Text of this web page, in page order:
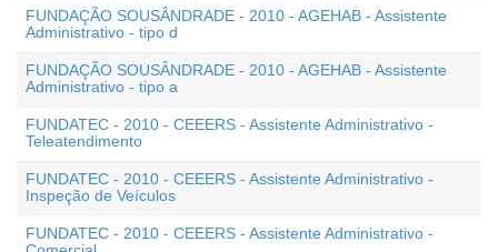
FUNDAÇÃO SOUSÂNDRADE - 2010 - AGEHAB - Assistente
Administrativo - tipo d
FUNDAÇÃO SOUSÂNDRADE - 2010 - AGEHAB - Assistente
Administrativo - tipo a
FUNDATEC - 2010 - CEEERS - Assistente Administrativo -
Teleatendimento
FUNDATEC - 2010 - CEEERS - Assistente Administrativo -
Inspeção de Veículos
FUNDATEC - 2010 - CEEERS - Assistente Administrativo -